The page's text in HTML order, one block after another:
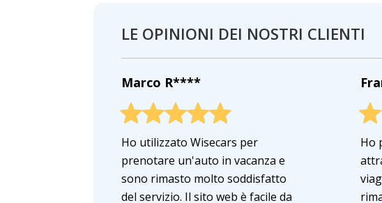
LE OPINIONI DEI NOSTRI CLIENTI
Marco R****
Ho utilizzato Wisecars per
prenotare un'auto in vacanza e
sono rimasto molto soddisfatto
del servizio. Il sito web è facile da
Ho